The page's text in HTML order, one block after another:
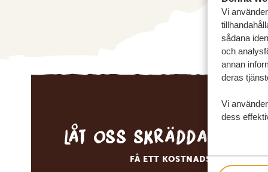
Vi
sådana
och
annan
deras
Vi
dess
Låt oss skräddarsy
FÅ ETT KOSTNADSFRITT